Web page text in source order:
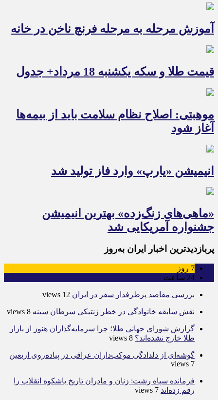
آموزش مرحله به مرحله فرنچ ناخن در خانه
قیمت طلا و سکه یکشنبه 18 مرداد+ جدول
موهبتی: اصلاح نظام سلامت باید از بیمه‌ها
آغاز شود
انیمیشن «یارپ» وارد فاز تولید شد
«ماهی‌های زنگ‌زده» بهترین انیمیشن
جشنواره آمریکایی شد
پربازدیدترین اخبار ایران به‌روز
7 روز
24 ساعت
بررسی مقاصد پرطرفدار سفر در ایران 12 views
نقش سابقه خانوادگی در خطر ژنتیکی سرطان سینه 8 views
گزارش شورای جهانی طلا؛ چرا سرمایه‌گذاران هنوز از بازار
طلا خارج نشده‌اند؟ 8 views
گوشه‌ای از دلدادگی موکب‌داران عراقی در پیاده‌روی اربعین
7 views
فرمانده سپاه رشت: زنان و مادران تاریخ باشکوه انقلاب را
رقم زده‌اند 7 views